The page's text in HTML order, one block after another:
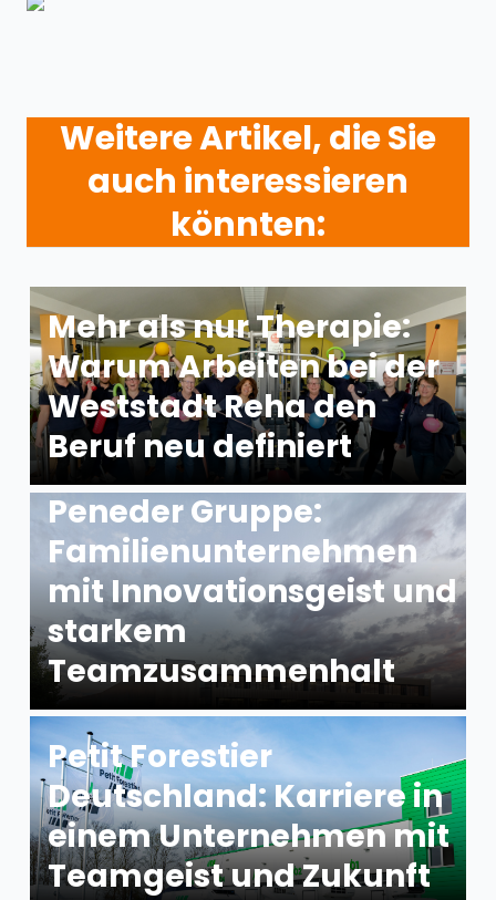
Weitere Artikel, die Sie
auch interessieren
könnten:
Mehr als nur Therapie:
Warum Arbeiten bei der
Weststadt Reha den
Beruf neu definiert
Peneder Gruppe:
Familienunternehmen
mit Innovationsgeist und
starkem
Teamzusammenhalt
Petit Forestier
Deutschland: Karriere in
einem Unternehmen mit
Teamgeist und Zukunft